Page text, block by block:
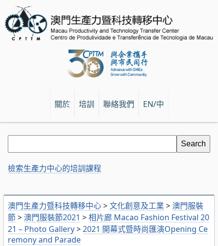
關於 培訓 聯絡我們 EN/中
澳門生產力暨科技轉移中心>文化創意及工業 > 澳門服裝
節> 澳門服裝節2021 >相片廊 Macao Fashion Festival 20
21 – Photo Gallery>2021 開幕式暨時尚匯演Opening Ce
remony and Parade
檢索生產力中心的培訓課程